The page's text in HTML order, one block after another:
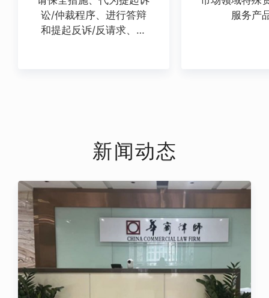
讼/仲裁程序、进行答辩
和提起反诉/反请求、争
服务产
新闻动态